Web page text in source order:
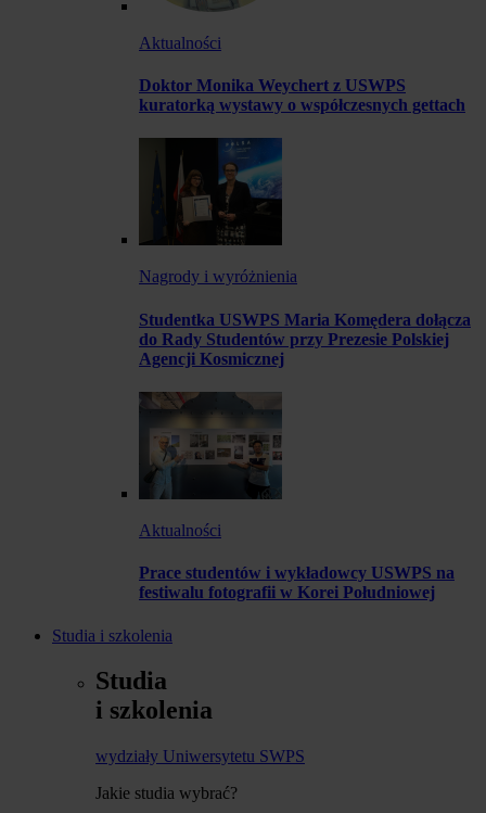
Aktualności
Doktor Monika Weychert z USWPS
kuratorką wystawy o współczesnych gettach
Nagrody i wyróżnienia
Studentka USWPS Maria Komędera dołącza
do Rady Studentów przy Prezesie Polskiej
Agencji Kosmicznej
Aktualności
Prace studentów i wykładowcy USWPS na
festiwalu fotografii w Korei Południowej
Studia i szkolenia
Studia
i szkolenia
wydziały Uniwersytetu SWPS
Jakie studia wybrać?